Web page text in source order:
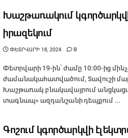
Խաշթառակում
իրազեկում
ՓԵՏՐՎԱՐԻ 18, 2024 0
Փետրվարի 19-ին՝ ժամը 10:00-ից
ժամանակահատվածում, Տավուշի
Խաշթառակ բնակավայրում
տագնապ» ազդանշանի դեպքում ...
Գոշում կգործարկվի